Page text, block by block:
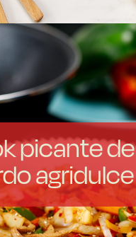
picante de
agridulce